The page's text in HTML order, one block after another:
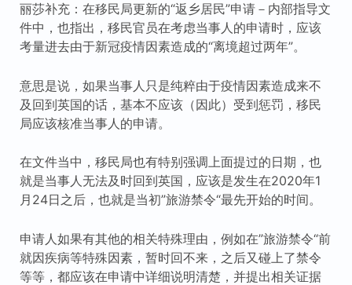
丽莎补充：在移民局更新的“返乡居民”申请－内部指导文
件中，也指出，移民官员在考虑当事人的申请时，应该
考量进去由于新冠疫情因素造成的“离境超过两年”。
意思是说，如果当事人只是纯粹由于疫情因素造成来不
及回到英国的话，基本不应该（因此）受到惩罚，移民
局应该核准当事人的申请。
在文件当中，移民局也有特别强调上面提过的日期，也
就是当事人无法及时回到英国，应该是发生在2020年1
月24日之后，也就是当初”旅游禁令“最先开始的时间。
申请人如果有其他的相关特殊理由，例如在”旅游禁令“前
就因疾病等特殊因素，暂时回不来，之后又碰上了禁令
等等，都应该在申请中详细说明清楚，并提出相关证据